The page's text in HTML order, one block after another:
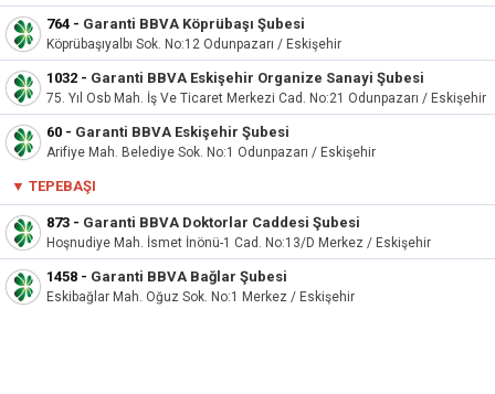
764 - Garanti BBVA Köprübaşı Şubesi
Köprübaşıyalbı Sok. No:12 Odunpazarı / Eskişehir
1032 - Garanti BBVA Eskişehir Organize Sanayi Şubesi
75. Yıl Osb Mah. İş Ve Ticaret Merkezi Cad. No:21 Odunpazarı / Eskişehir
60 - Garanti BBVA Eskişehir Şubesi
Arifiye Mah. Belediye Sok. No:1 Odunpazarı / Eskişehir
▼ TEPEBAŞI
873 - Garanti BBVA Doktorlar Caddesi Şubesi
Hoşnudiye Mah. İsmet İnönü-1 Cad. No:13/D Merkez / Eskişehir
1458 - Garanti BBVA Bağlar Şubesi
Eskibağlar Mah. Oğuz Sok. No:1 Merkez / Eskişehir